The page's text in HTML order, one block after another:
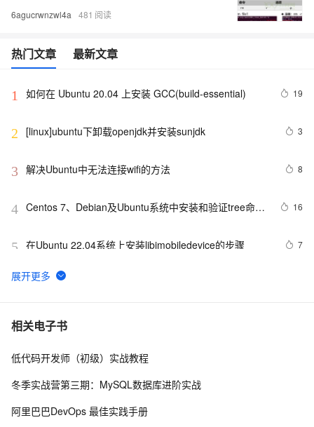
6agucrwnzwl4a 481
热门文章 最新文章
1 如何在 Ubuntu 20.04 上安装 GCC(build-essential) 19
2 [linux]ubuntu下卸载openjdk并安装sunjdk 3
3 解决Ubuntu中无法连接wifi的方法 8
4 Centos 7、Debian及Ubuntu系统中安装和验证tree命令
16
5 在Ubuntu 22.04系统上安装libimobiledevice的步骤 7
6 在Ubuntu中设置QT Creator的交叉编译环境。
7 Ubuntu 20.04.3 LTS - 安装 Visual Studio Code
8 Ubuntu学习 文件权限
相关电子书
低代码开发师（初级）实战教程
冬季实战营第三期：MySQL数据库进阶实战
阿里巴巴DevOps 最佳实践手册